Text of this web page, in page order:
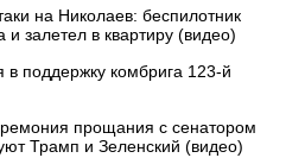
на Николаев: беспилотник
залетел в квартиру (видео)
поддержку комбрига 123-й
прощания с сенатором
Трамп и Зеленский (видео)